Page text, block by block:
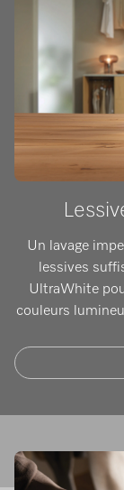
Un lavage
lessives
UltraWhite
couleurs